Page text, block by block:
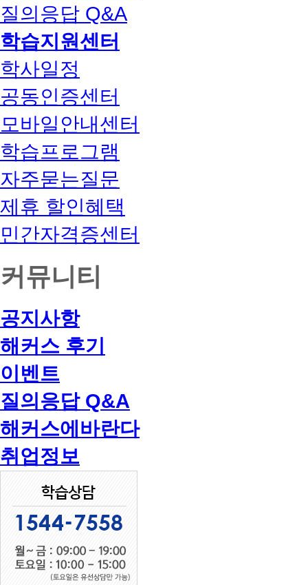
질의응답 Q&A
학습지원센터
학사일정
공동인증센터
모바일안내센터
학습프로그램
자주묻는질문
제휴 할인혜택
민간자격증센터
커뮤니티
공지사항
해커스 후기
이벤트
질의응답 Q&A
해커스에바란다
취업정보